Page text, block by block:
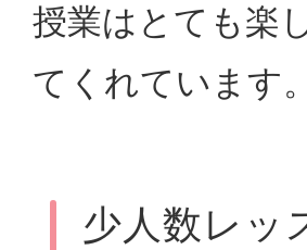
授業はとても楽
てくれています。
少人数レッ